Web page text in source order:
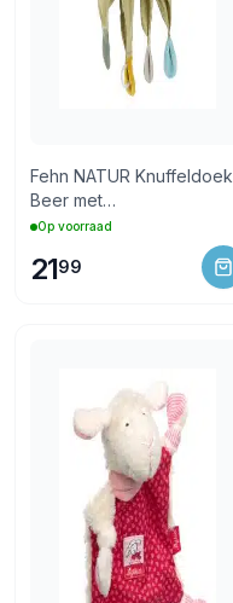
Fehn NATUR Knuffeldoek
Beer met
fopspeenbevestiging
Op voorraad
2199